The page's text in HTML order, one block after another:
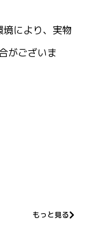
により、実物
がございま
もっと見る